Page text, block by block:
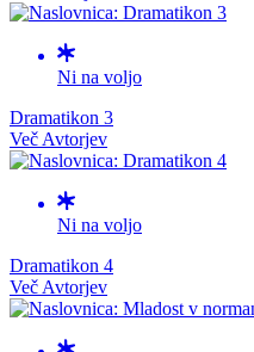
Ni na voljo
Dramatikon 3
Več Avtorjev
Ni na voljo
Dramatikon 4
Več Avtorjev